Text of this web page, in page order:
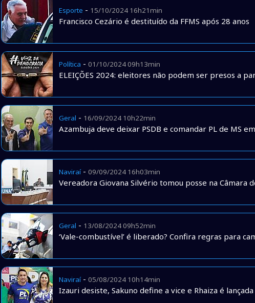
Esporte - 15/10/2024 16h21min
Francisco Cezário é destituído da FFMS após 28 anos
Política - 01/10/2024 09h13min
ELEIÇÕES 2024: eleitores não podem ser presos a
Geral - 16/09/2024 10h22min
Azambuja deve deixar PSDB e comandar PL de MS
Naviraí- 09/09/2024 16h03min
Vereadora Giovana Silvério tomou posse na Câmara
Geral - 13/08/2024 09h52min
‘Vale-combustível’ é liberado? Confira regras para
Naviraí- 05/08/2024 10h14min
Izauri desiste, Sakuno define a vice e Rhaiza é